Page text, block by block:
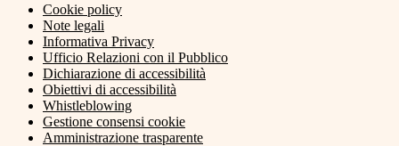
Cookie policy
Note legali
Informativa Privacy
Ufficio Relazioni con il Pubblico
Dichiarazione di accessibilità
Obiettivi di accessibilità
Whistleblowing
Gestione consensi cookie
Amministrazione trasparente